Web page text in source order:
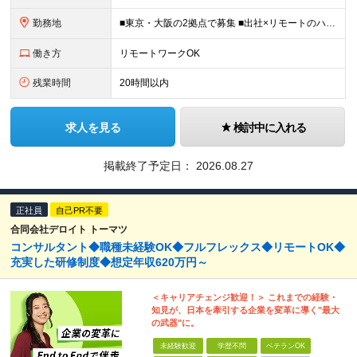
勤務地 ■東京・大阪の2拠点で募集 ■出社×リモートのハイブリッドワークOK 【東京｜二重橋オフィス】 東京都千代田区丸の内3-2-3 丸の内二重橋ビルディング 【大阪オフィス】 大阪府大阪市中央区今橋4
働き方 リモートワークOK
残業時間 20時間以内
求人を見る 検討中に入れる
掲載終了予定日： 2026.08.27
正社員 自己PR不要
合同会社デロイト トーマツ
コンサルタント◆職種未経験OK◆フルフレックス◆リモートOK◆
充実した研修制度◆想定年収620万円～
＜キャリアチェンジ歓迎！＞ これまでの経験・
知見が、日本を牽引する企業を変革に導く"最大
の武器"に。
未経験歓迎 学歴不問 ベテランOK